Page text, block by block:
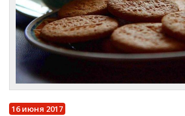
16 июня 2017